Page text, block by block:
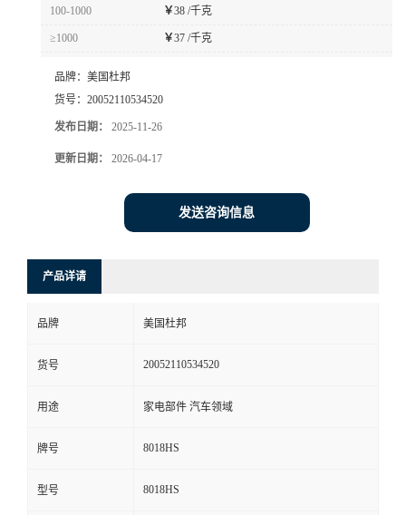
留
言
100-1000 ￥38 /千克
≥1000 ￥37 /千克
品牌： 美国杜邦
货号： 20052110534520
发布日期： 2025-11-26
更新日期： 2026-04-17
发送咨询信息
产品详请
品牌 美国杜邦
货号 20052110534520
用途 家电部件 汽车领域
牌号 8018HS
型号 8018HS